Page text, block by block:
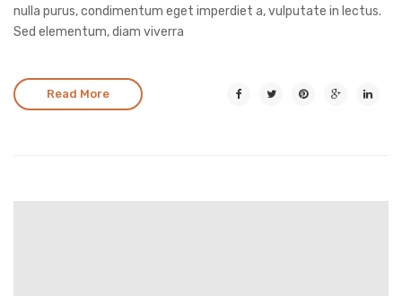
nulla purus, condimentum eget imperdiet a, vulputate in lectus.
Sed elementum, diam viverra
Read More